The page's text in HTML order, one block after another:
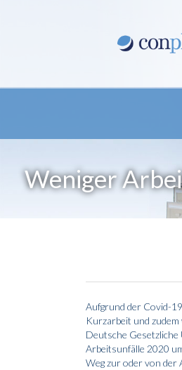
Weniger
Aufgrund der Covid-
Kurzarbeit und
Deutsche
Arbeitsunfälle 2020
Weg zur oder von der